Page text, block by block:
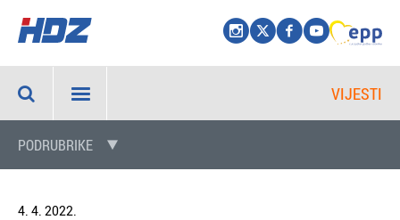
VIJESTI
PODRUBRIKE
4. 4. 2022.